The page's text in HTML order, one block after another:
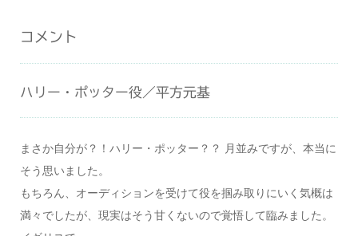
コメント
ハリー・ポッター役／平方元基
まさか自分が？！ハリー・ポッター？？ 月並みですが、本当に
そう思いました。
もちろん、オーディションを受けて役を掴み取りにいく気概は
満々でしたが、現実はそう甘くないので覚悟して臨みました。